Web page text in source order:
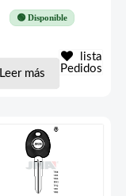
🟢 Disponible
Leer más
lista
Pedidos